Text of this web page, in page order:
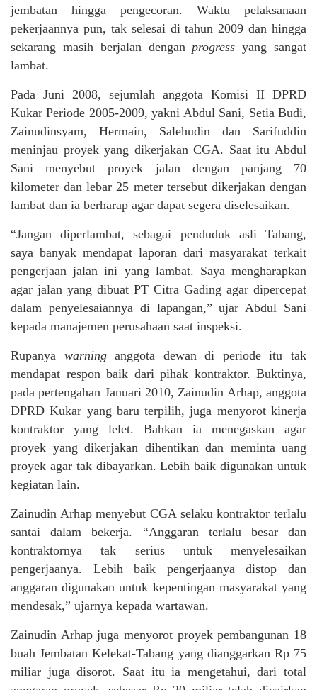
jembatan hingga pengecoran. Waktu pelaksanaan
pekerjaannya pun, tak selesai di tahun 2009 dan hingga
sekarang masih berjalan denganprogress yang sangat
lambat.
Pada Juni 2008, sejumlah anggota Komisi II DPRD
Kukar Periode 2005-2009, yakni Abdul Sani, Setia Budi,
Zainudinsyam, Hermain, Salehudin dan Sarifuddin
meninjau proyek yang dikerjakan CGA. Saat itu Abdul
Sani menyebut proyek jalan dengan panjang 70
kilometer dan lebar 25 meter tersebut dikerjakan dengan
lambat dan ia berharap agar dapat segera diselesaikan.
“Jangan diperlambat, sebagai penduduk asli Tabang,
saya banyak mendapat laporan dari masyarakat terkait
pengerjaan jalan ini yang lambat. Saya mengharapkan
agar jalan yang dibuat PT Citra Gading agar dipercepat
dalam penyelesaiannya di lapangan,” ujar Abdul Sani
kepada manajemen perusahaan saat inspeksi.
Rupanya warninganggota dewan di periode itu tak
mendapat respon baik dari pihak kontraktor. Buktinya,
pada pertengahan Januari 2010, Zainudin Arhap, anggota
DPRD Kukar yang baru terpilih, juga menyorot kinerja
kontraktor yang lelet. Bahkan ia menegaskan agar
proyek yang dikerjakan dihentikan dan meminta uang
proyek agar tak dibayarkan. Lebih baik digunakan untuk
kegiatan lain.
Zainudin Arhap menyebut CGA selaku kontraktor terlalu
santai dalam bekerja. “Anggaran terlalu besar dan
kontraktornya tak serius untuk menyelesaikan
pengerjaanya. Lebih baik pengerjaanya distop dan
anggaran digunakan untuk kepentingan masyarakat yang
mendesak,” ujarnya kepada wartawan.
Zainudin Arhap juga menyorot proyek pembangunan 18
buah Jembatan Kelekat-Tabang yang dianggarkan Rp 75
miliar juga disorot. Saat itu ia mengetahui, dari total